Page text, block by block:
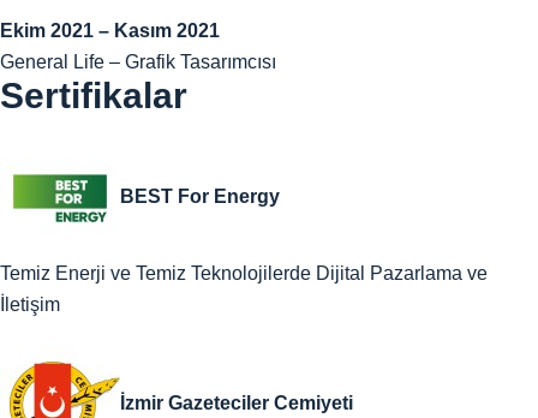
Ekim 2021 – Kasım 2021
General Life – Grafik Tasarımcısı
Sertifikalar
BEST For Energy
Temiz Enerji ve Temiz Teknolojilerde Dijital Pazarlama ve
İletişim
İzmir Gazeteciler Cemiyeti